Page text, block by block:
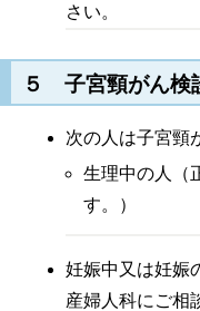
さい。
５ 子宮頸がん検
次の人は子宮頸
生理中の人（
す。）
妊娠中又は妊娠
産婦人科にご相